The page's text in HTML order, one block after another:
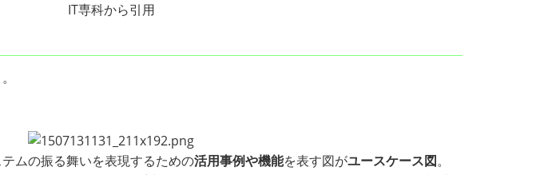
IT専科から引用
ムの振る舞いを表現するための活用事例や機能を表す図がユースケース図。